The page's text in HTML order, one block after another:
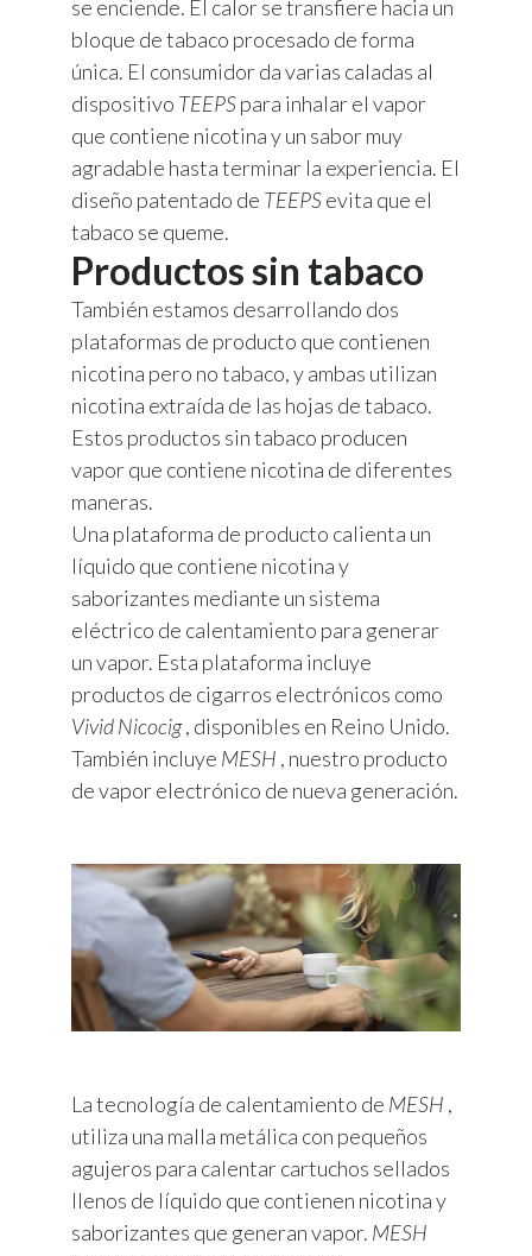
se enciende. El calor se transfiere hacia un
bloque de tabaco procesado de forma
única. El consumidor da varias caladas al
dispositivo TEEPSpara inhalar el vapor
que contiene nicotina y un sabor muy
agradable hasta terminar la experiencia. El
diseño patentado de TEEPSevita que el
tabaco se queme.
Productos sin tabaco
También estamos desarrollando dos
plataformas de producto que contienen
nicotina pero no tabaco, y ambas utilizan
nicotina extraída de las hojas de tabaco.
Estos productos sin tabaco producen
vapor que contiene nicotina de diferentes
maneras.
Una plataforma de producto calienta un
líquido que contiene nicotina y
saborizantes mediante un sistema
eléctrico de calentamiento para generar
un vapor. Esta plataforma incluye
productos de cigarros electrónicos como
Vivid Nicocig, disponibles en Reino Unido.
También incluye MESH , nuestro producto
de vapor electrónico de nueva generación.
La tecnología de calentamiento de MESH ,
utiliza una malla metálica con pequeños
agujeros para calentar cartuchos sellados
llenos de líquido que contienen nicotina y
saborizantes que generan vapor. MESH